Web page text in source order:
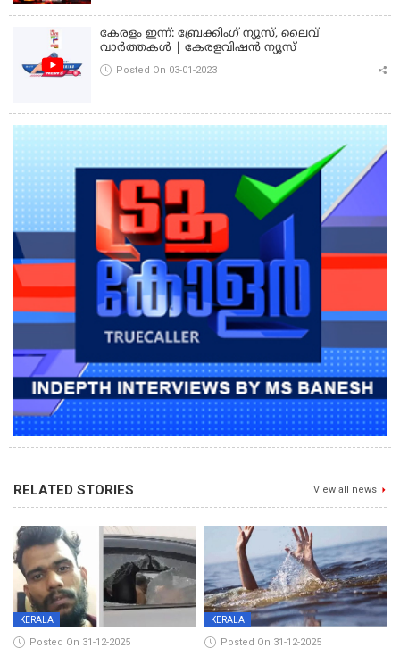
കേരളം ഇന്ന്: ബ്രേക്കിംഗ് ന്യൂസ്, ലൈവ്
വാർത്തകൾ | കേരളവിഷൻ ന്യൂസ്
Posted On 03-01-2023
RELATED STORIES View all news
KERALA
Posted On 31-12-2025
KERALA
Posted On 31-12-2025